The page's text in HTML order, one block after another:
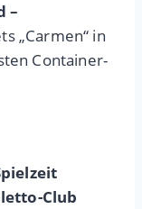
–
„Carmen“ in
Container-
Club